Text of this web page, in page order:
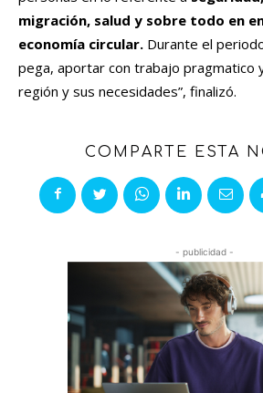
migración, salud y sobre todo en
economía circular. Durante el
pega, aportar con trabajo pragmatico
región y sus necesidades”, finalizó.
COMPARTE ESTA
- publicidad -